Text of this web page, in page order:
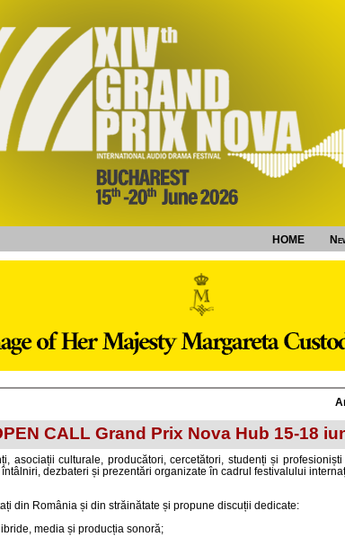
HOME
CALL Grand Prix Nova Hub 15-18
asociații culturale, producători, cercetători, studenți și
dezbateri și prezentări organizate în cadrul festivalului
din România și din străinătate și propune discuții dedicate:
media și producția sonoră;